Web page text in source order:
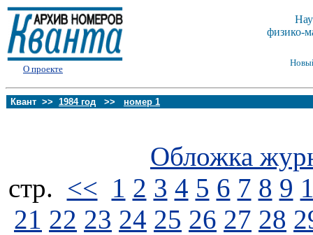
О проекте
физико-
Квант >> 1984 год >> номер 1
Обложка
стp. << 1 2 3 4 5 6 7 8 9
21 22 23 24 25 26 27 28